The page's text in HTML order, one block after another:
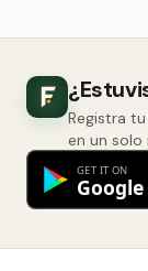
Registra
en un solo